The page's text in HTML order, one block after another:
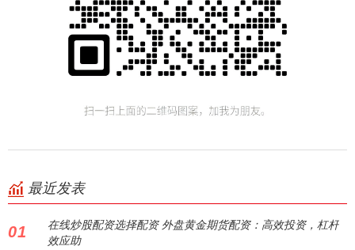
最近发表
01
在线炒股配资选择配资 外盘黄金期货配资：高效投资，杠杆
效应助